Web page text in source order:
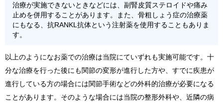
治療が実施できないときなどには、副腎皮質ステロイドや痛み
止めを併用することがあります。また、骨粗しょう症の治療薬
にもなる、抗RANKL抗体という注射薬を使用することもありま
す。
以上のようになお薬での治療は当院にていずれも実施可能です。十
分な治療を行った後にも関節の変形が進行した方や、すでに疾患が
進行している方の場合には関節手術などの外科的治療が必要になる
ことがあります。そのような場合には当院の整形外科や、近隣の病